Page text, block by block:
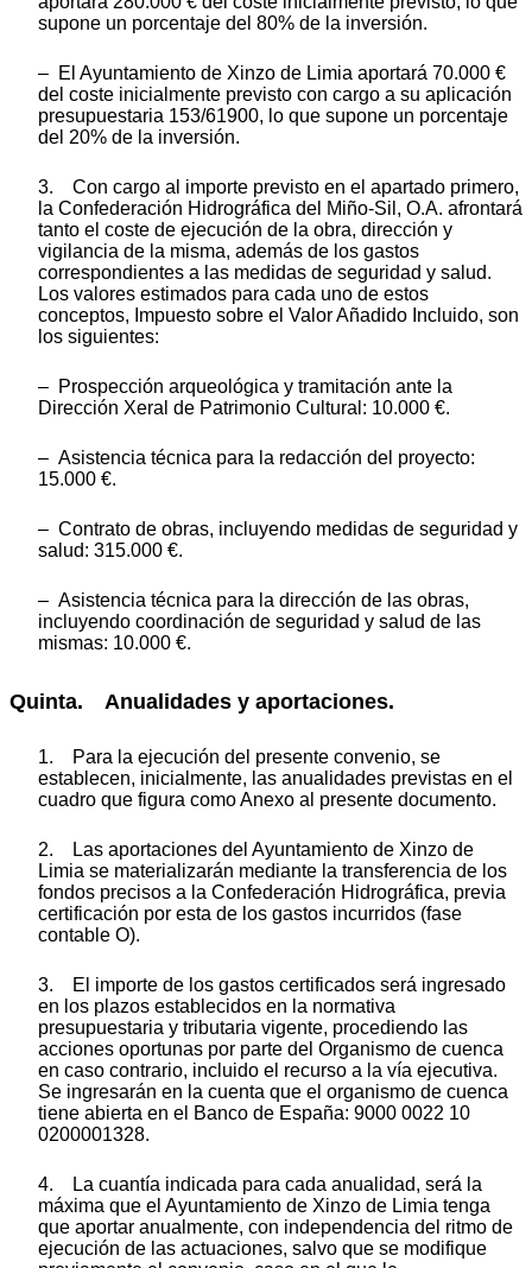
supone un porcentaje del 80% de la inversión.
– El Ayuntamiento de Xinzo de Limia aportará 70.000 €
del coste inicialmente previsto con cargo a su aplicación
presupuestaria 153/61900, lo que supone un porcentaje
del 20% de la inversión.
3. Con cargo al importe previsto en el apartado primero,
la Confederación Hidrográfica del Miño-Sil, O.A. afrontará
tanto el coste de ejecución de la obra, dirección y
vigilancia de la misma, además de los gastos
correspondientes a las medidas de seguridad y salud.
Los valores estimados para cada uno de estos
conceptos, Impuesto sobre el Valor Añadido Incluido, son
los siguientes:
– Prospección arqueológica y tramitación ante la
Dirección Xeral de Patrimonio Cultural: 10.000 €.
– Asistencia técnica para la redacción del proyecto:
15.000 €.
– Contrato de obras, incluyendo medidas de seguridad y
salud: 315.000 €.
– Asistencia técnica para la dirección de las obras,
incluyendo coordinación de seguridad y salud de las
mismas: 10.000 €.
Quinta. Anualidades y aportaciones.
1. Para la ejecución del presente convenio, se
establecen, inicialmente, las anualidades previstas en el
cuadro que figura como Anexo al presente documento.
2. Las aportaciones del Ayuntamiento de Xinzo de
Limia se materializarán mediante la transferencia de los
fondos precisos a la Confederación Hidrográfica, previa
certificación por esta de los gastos incurridos (fase
contable O).
3. El importe de los gastos certificados será ingresado
en los plazos establecidos en la normativa
presupuestaria y tributaria vigente, procediendo las
acciones oportunas por parte del Organismo de cuenca
en caso contrario, incluido el recurso a la vía ejecutiva.
Se ingresarán en la cuenta que el organismo de cuenca
tiene abierta en el Banco de España: 9000 0022 10
0200001328.
4. La cuantía indicada para cada anualidad, será la
máxima que el Ayuntamiento de Xinzo de Limia tenga
que aportar anualmente, con independencia del ritmo de
ejecución de las actuaciones, salvo que se modifique